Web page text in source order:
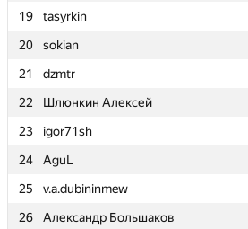
19
tasyrkin
20
sokian
21
dzmtr
22
Шлюнкин Алексей
23
igor71sh
24
AguL
25
v.a.dubininmew
26
Александр Большаков
19
tasyrkin
20
sokian
21
dzmtr
22
Шлюнкин Алексей
23
igor71sh
24
AguL
25
v.a.dubininmew
26
Александр Большаков